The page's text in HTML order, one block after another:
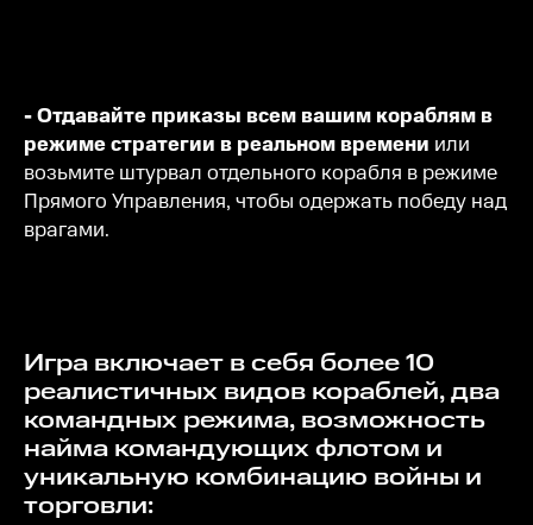
- Отдавайте приказы всем вашим кораблям в
режиме стратегии в реальном времени или
возьмите штурвал отдельного корабля в режиме
Прямого Управления, чтобы одержать победу над
врагами.
Игра включает в себя более 10
реалистичных видов кораблей, два
командных режима, возможность
найма командующих флотом и
уникальную комбинацию войны и
торговли: